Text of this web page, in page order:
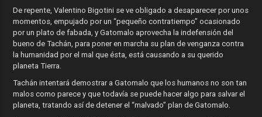
De repente, Valentino Bigotini se ve obligado a desaparecer por unos
momentos, empujado por un “pequeño contratiempo” ocasionado
por un plato de fabada, y Gatomalo aprovecha la indefensión del
bueno de Tachán, para poner en marcha su plan de venganza contra
la humanidad por el mal que ésta, está causando a su querido
planeta Tierra.
Tachán intentará demostrar a Gatomalo que los humanos no son tan
malos como parece y que todavía se puede hacer algo para salvar el
planeta, tratando así de detener el “malvado” plan de Gatomalo.